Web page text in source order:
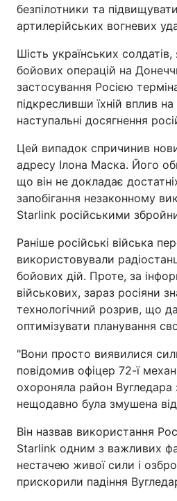
безпілотники та
артилерійських вогневих
Шість українських солдатів,
бойових операцій на
застосування Росією
підкресливши їхній вплив
наступальні досягнення
Цей випадок спричинив
адресу Ілона Маска. Його
що він не докладає
запобігання незаконному
Starlink російськими
Раніше російські війська
використовували
бойових дій. Проте, за
військових, зараз росіяни
технологічний розрив, що
оптимізувати планування
"Вони просто виявилися
повідомив офіцер 72-ї
охороняла район Вугледара
нещодавно була змушена
Він назвав використання
Starlink одним з важливих
нестачею живої сили і
прискорили падіння